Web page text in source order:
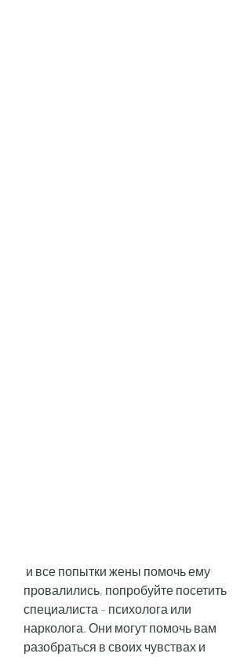
провалились, попробуйте посетить
специалиста – психолога или
нарколога. Они могут помочь вам
разобраться в своих чувствах и